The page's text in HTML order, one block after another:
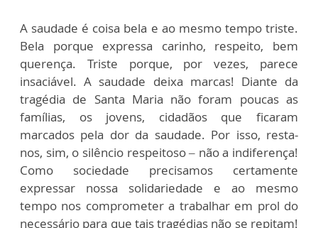
A saudade é coisa bela e ao mesmo tempo triste.
Bela porque expressa carinho, respeito, bem
querença. Triste porque, por vezes, parece
insaciável. A saudade deixa marcas! Diante da
tragédia de Santa Maria não foram poucas as
famílias, os jovens, cidadãos que ficaram
marcados pela dor da saudade. Por isso, resta-
nos, sim, o silêncio respeitoso – não a indiferença!
Como sociedade precisamos certamente
expressar nossa solidariedade e ao mesmo
tempo nos comprometer a trabalhar em prol do
necessário para que tais tragédias não se repitam!